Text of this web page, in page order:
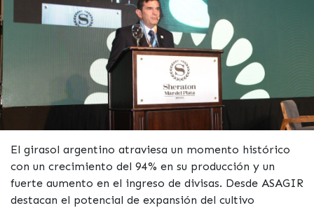
El girasol argentino atraviesa un momento histórico
con un crecimiento del 94% en su producción y un
fuerte aumento en el ingreso de divisas. Desde ASAGIR
destacan el potencial de expansión del cultivo